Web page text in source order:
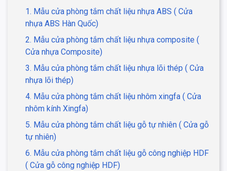
1. Mẫu cửa phòng tắm chất liệu nhựa ABS ( Cửa
nhựa ABS Hàn Quốc)
2. Mẫu cửa phòng tắm chất liệu nhựa composite (
Cửa nhựa Composite)
3. Mẫu cửa phòng tắm chất liệu nhựa lõi thép ( Cửa
nhựa lõi thép)
4. Mẫu cửa phòng tắm chất liệu nhôm xingfa ( Cửa
nhôm kính Xingfa)
5. Mẫu cửa phòng tắm chất liệu gỗ tự nhiên ( Cửa gỗ
tự nhiên)
6. Mẫu cửa phòng tắm chất liệu gỗ công nghiệp HDF
( Cửa gỗ công nghiệp HDF)